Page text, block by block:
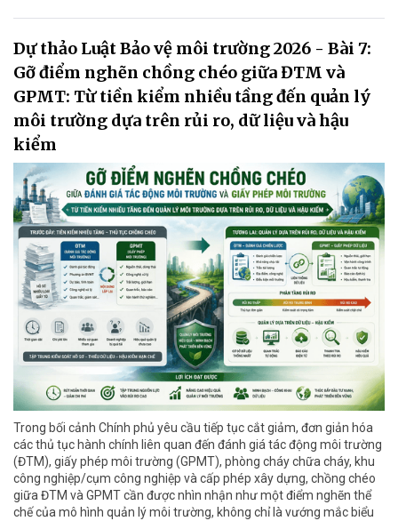
Dự thảo Luật Bảo vệ môi trường 2026 - Bài 7:
Gỡ điểm nghẽn chồng chéo giữa ĐTM và
GPMT: Từ tiền kiểm nhiều tầng đến quản lý
môi trường dựa trên rủi ro, dữ liệu và hậu
kiểm
Trong bối cảnh Chính phủ yêu cầu tiếp tục cắt giảm, đơn giản hóa
các thủ tục hành chính liên quan đến đánh giá tác động môi trường
(ĐTM), giấy phép môi trường (GPMT), phòng cháy chữa cháy, khu
công nghiệp/cụm công nghiệp và cấp phép xây dựng, chồng chéo
giữa ĐTM và GPMT cần được nhìn nhận như một điểm nghẽn thể
chế của mô hình quản lý môi trường, không chỉ là vướng mắc biểu